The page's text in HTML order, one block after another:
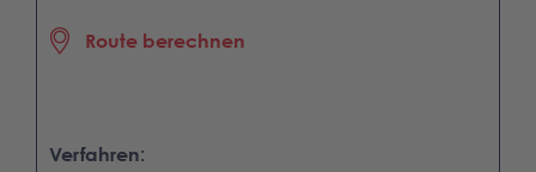
Route berechnen
Verfahren: